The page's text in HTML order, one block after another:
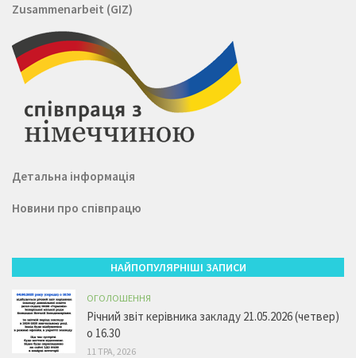
Zusammenarbeit (GIZ)
Детальна інформація
Новини про співпрацю
НАЙПОПУЛЯРНІШІ ЗАПИСИ
ОГОЛОШЕННЯ
Річний звіт керівника закладу 21.05.2026 (четвер)
о 16.30
11 ТРА, 2026